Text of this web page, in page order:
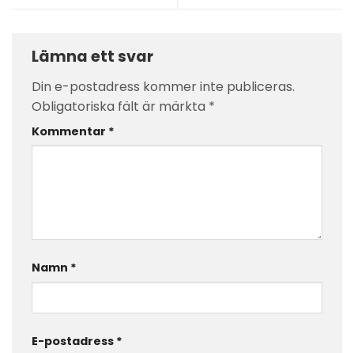
Lämna ett svar
Din e-postadress kommer inte publiceras.
Obligatoriska fält är märkta *
Kommentar *
Namn *
E-postadress *